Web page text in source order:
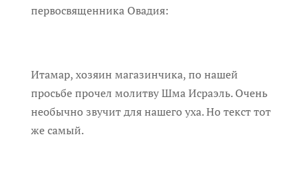
первосвященника Овадия:
Итамар, хозяин магазинчика, по нашей
просьбе прочел молитву Шма Исраэль. Очень
необычно звучит для нашего уха. Но текст тот
же самый.